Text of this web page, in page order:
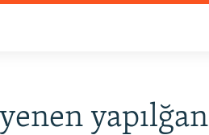
yapılğan